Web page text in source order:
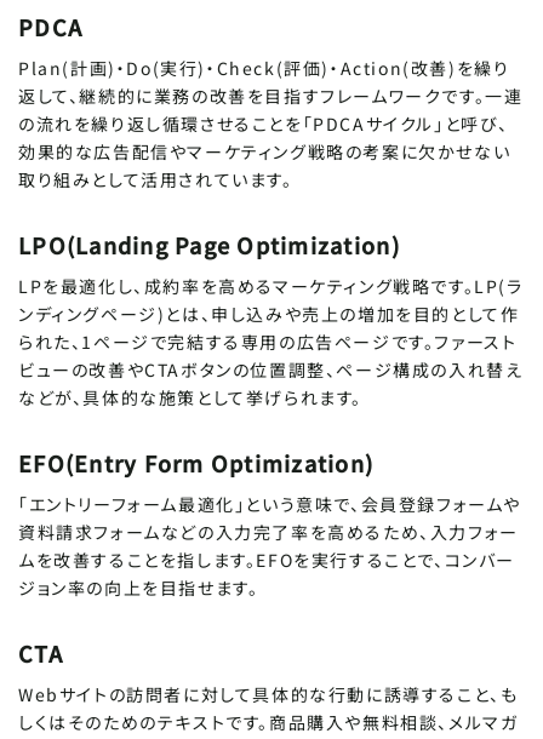
PDCA
Plan(計画)・Do(実行)・Check(評価)・Action(改善)を繰り
返して、継続的に業務の改善を目指すフレームワークです。一連
の流れを繰り返し循環させることを「PDCAサイクル」と呼び、
効果的な広告配信やマーケティング戦略の考案に欠かせない
取り組みとして活用されています。
LPO(Landing Page Optimization)
LPを最適化し、成約率を高めるマーケティング戦略です。LP(ラ
ンディングページ)とは、申し込みや売上の増加を目的として作
られた、1ページで完結する専用の広告ページです。ファースト
ビューの改善やCTAボタンの位置調整、ページ構成の入れ替え
などが、具体的な施策として挙げられます。
EFO(Entry Form Optimization)
「エントリーフォーム最適化」という意味で、会員登録フォームや
資料請求フォームなどの入力完了率を高めるため、入力フォー
ムを改善することを指します。EFOを実行することで、コンバー
ジョン率の向上を目指せます。
CTA
Webサイトの訪問者に対して具体的な行動に誘導すること、も
しくはそのためのテキストです。商品購入や無料相談、メルマガ